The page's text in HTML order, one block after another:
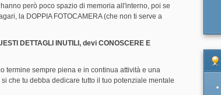
però poco spazio di memoria all'interno, poi se
la DOPPIA FOTOCAMERA (che non ti serve a
DETTAGLI INUTILI, devi CONOSCERE E
termine sempre piena e in continua attività e una
che tu debba dedicare tutto il tuo potenziale mentale